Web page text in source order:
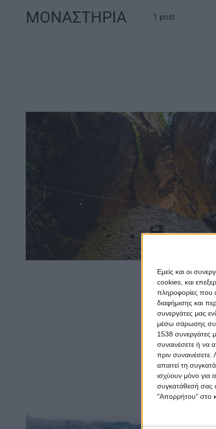
Εμείς και οι
cookies, και
πληροφορίες που
διαφήμισης και
συνεργάτες μας
μέσω σάρωσης
1538 συνεργάτες
συναινέσετε ή να
πριν συναινέσετε.
απαιτεί τη
ισχύουν μόνο για
συγκατάθεσή σας
"Απορρήτου" στο
ΜΟΝΑΣΤΗΡΙΑ 1 post